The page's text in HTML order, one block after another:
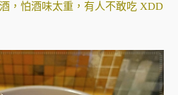
，怕酒味太重，有人不敢吃 XDD